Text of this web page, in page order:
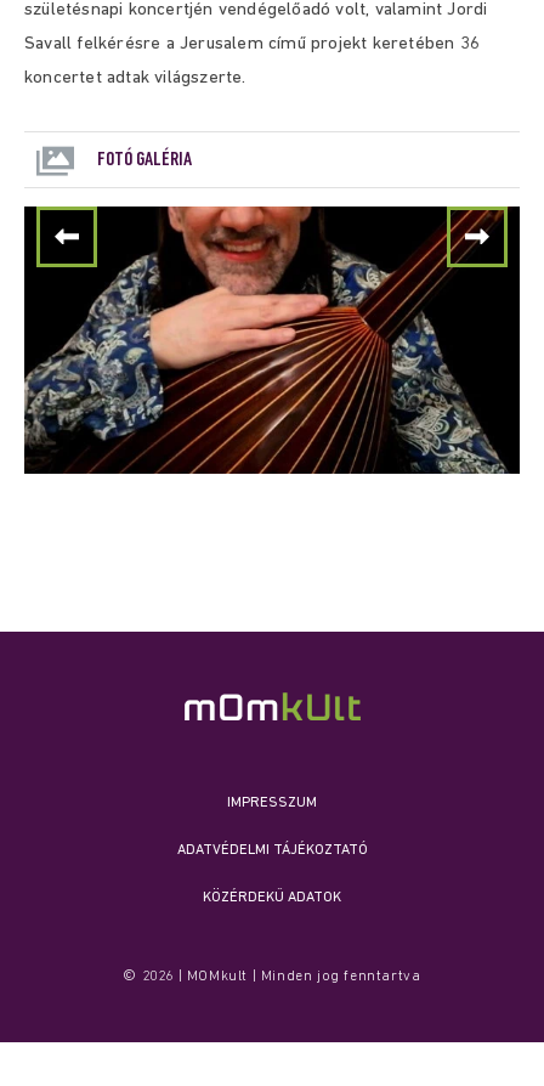
születésnapi koncertjén vendégelőadó volt, valamint Jordi
Savall felkérésre a Jerusalem című projekt keretében 36
koncertet adtak világszerte.
FOTÓ GALÉRIA
IMPRESSZUM
ADATVÉDELMI TÁJÉKOZTATÓ
KÖZÉRDEKŰ ADATOK
© 2026 | MOMkult | Minden jog fenntartva